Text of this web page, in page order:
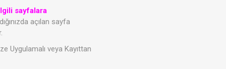
sayfalara
açılan sayfa
Uygulamalı veya Kayıttan